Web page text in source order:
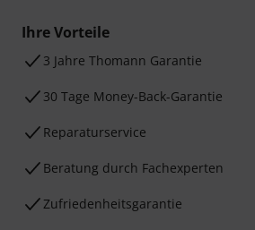
Ihre Vorteile
3 Jahre Thomann Garantie
30 Tage Money-Back-Garantie
Reparaturservice
Beratung durch Fachexperten
Zufriedenheitsgarantie